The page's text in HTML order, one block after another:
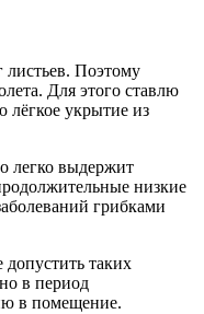
листьев. Поэтому
Для этого ставлю
лёгкое укрытие из
легко выдержит
низкие
грибками
таких
в период
в помещение.